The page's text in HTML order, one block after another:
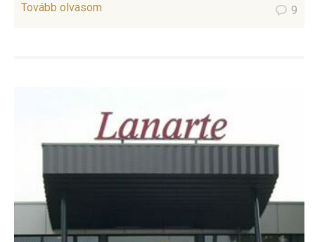
Tovább olvasom 9